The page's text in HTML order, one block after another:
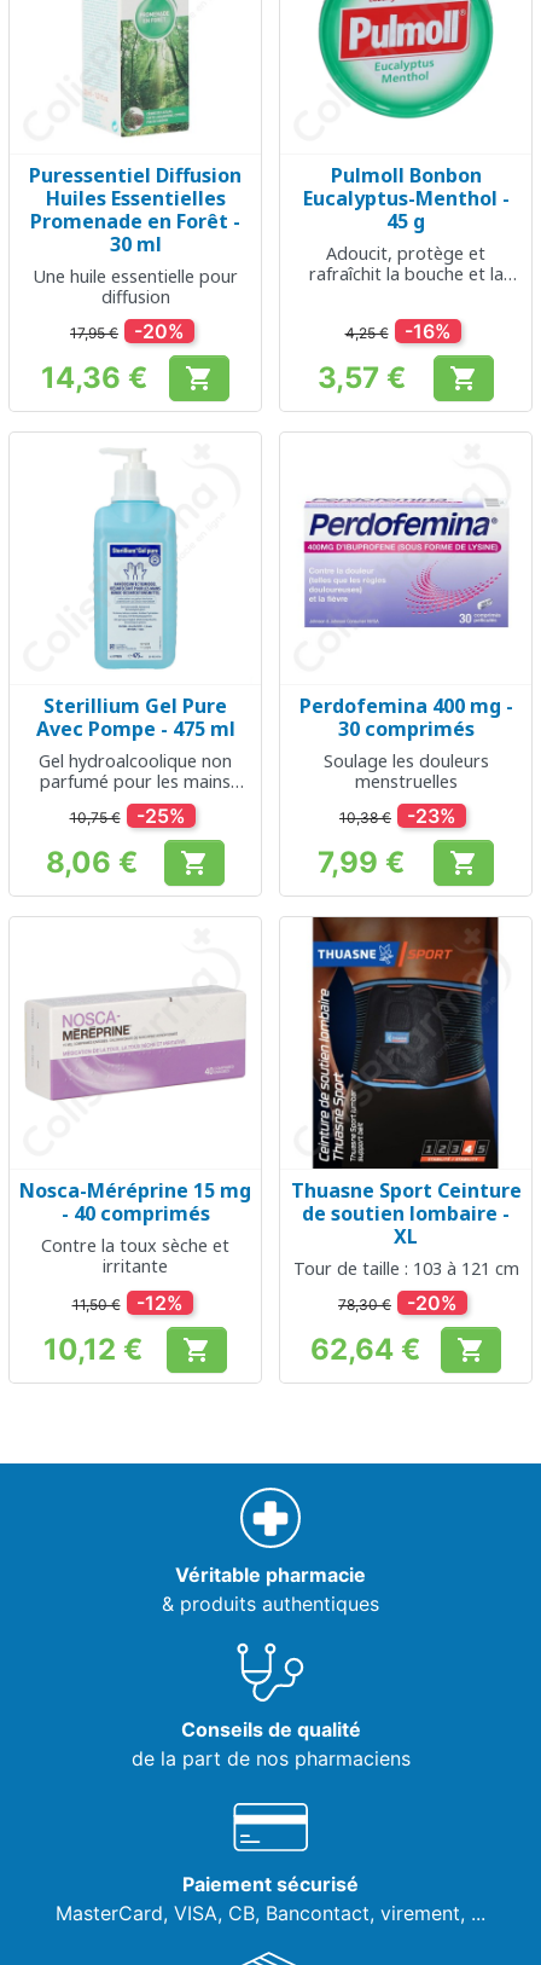
Puressentiel Diffusion
Huiles Essentielles
Promenade en Forêt -
30 ml
Une huile essentielle pour
diffusion
17,95 € -20%
Prix
14,36 € 
Pulmoll Bonbon
Eucalyptus-Menthol -
45 g
Adoucit, protège et
rafraîchit la bouche et la
4,25 € -16%
Prix
3,57 € 
Sterillium Gel Pure
Avec Pompe - 475 ml
Gel hydroalcoolique non
parfumé pour les mains
sensibles
10,75 € -25%
Prix
8,06 € 
Perdofemina 400 mg -
30 comprimés
Soulage les douleurs
menstruelles
10,38 € -23%
Prix
7,99 € 
Nosca-Méréprine 15 mg
- 40 comprimés
Contre la toux sèche et
irritante
11,50 € -12%
Prix
10,12 € 
Thuasne Sport Ceinture
de soutien lombaire -
XL
Tour de taille : 103 à 121 cm
78,30 € -20%
Prix
62,64 € 
Véritable pharmacie
& produits authentiques
Conseils de qualité
de la part de nos pharmaciens
Paiement sécurisé
MasterCard, VISA, CB, Bancontact, virement, ...